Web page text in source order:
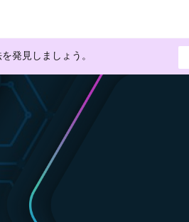
発見しましょう。